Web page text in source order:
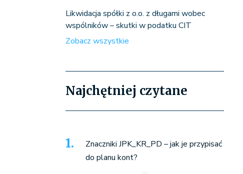
Likwidacja spółki z o.o. z długami wobec
wspólników – skutki w podatku CIT
Zobacz wszystkie
Najchętniej czytane
Znaczniki JPK_KR_PD – jak je przypisać
do planu kont?